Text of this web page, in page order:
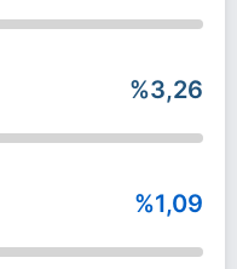
%3,26
%1,09